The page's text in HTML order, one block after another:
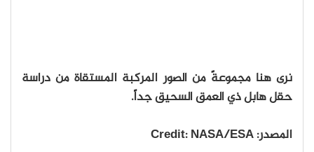
نرى هنا مجموعةً من الصور المركبة المستقاة من دراسة
حقل هابل ذي العمق السحيق جداً.
المصدر: Credit: NASA/ESA